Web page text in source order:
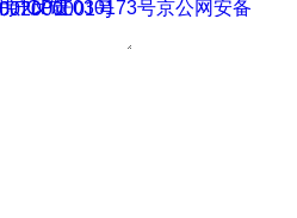
户反馈
ICP证030173号
11000002000001号